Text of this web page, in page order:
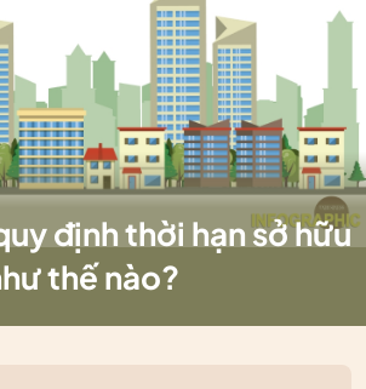
định thời hạn sở hữu
thế nào?